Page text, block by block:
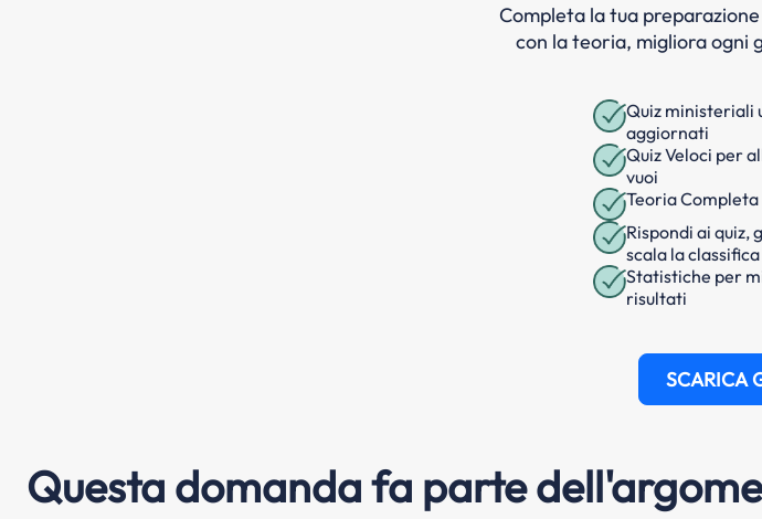
Completa la tua
con la teoria, migliora ogni
Quiz ministeriali
aggiornati
Quiz Veloci per
vuoi
Teoria Completa
Rispondi ai quiz,
scala la classifica
Statistiche per
risultati
SCARICA
Questa domanda fa parte